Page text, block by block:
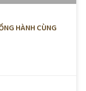
HÀNH CÙNG